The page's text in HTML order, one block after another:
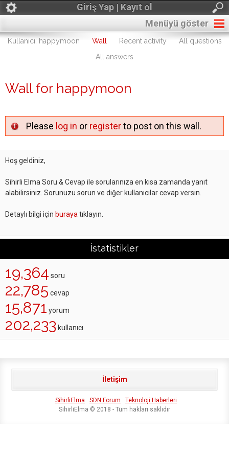
Giriş Yap | Kayıt ol
Menüyü göster
Kullanıcı: happymoon Wall Recent activity
All questions
All answers
Wall for happymoon
Please log in or registerto post on this wall.
Hoş geldiniz,
Sihirli Elma Soru & Cevap ile sorularınıza en kısa zamanda yanıt
alabilirsiniz. Sorunuzu sorun ve diğer kullanıcılar cevap versin.
Detaylı bilgi için buraya tıklayın.
İstatistikler
19,364 soru
22,785 cevap
15,871 yorum
202,233 kullanıcı
İletişim
SihirliElma SDN Forum
Teknoloji Haberleri
SihirliElma © 2018 - Tüm hakları saklıdır